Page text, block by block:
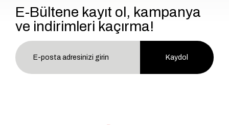
E-Bültene kayıt ol, kampanya
ve indirimleri kaçırma!
Kaydol